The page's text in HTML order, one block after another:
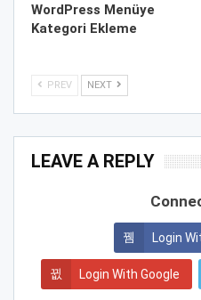
WordPress Menüye
Kategori Ekleme
PREV NEXT
LEAVE A REPLY
Login
Login With Google